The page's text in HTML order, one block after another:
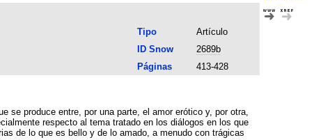
Tipo
Artículo
ID Snow
2689b
Páginas
413-428
se produce entre, por una parte, el amor erótico y, por otra,
respecto al tema tratado en los diálogos en los que
de lo que es bello y de lo amado, a menudo con trágicas